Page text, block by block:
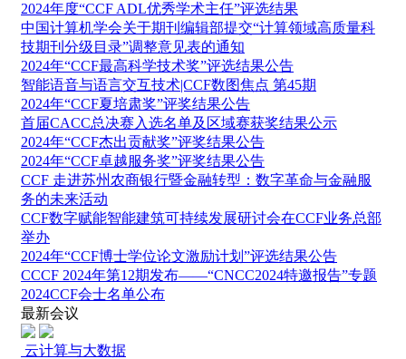
2024年度“CCF ADL优秀学术主任”评选结果
中国计算机学会关于期刊编辑部提交“计算领域高质量科
技期刊分级目录”调整意见表的通知
2024年“CCF最高科学技术奖”评选结果公告
智能语音与语言交互技术|CCF数图焦点 第45期
2024年“CCF夏培肃奖”评奖结果公告
首届CACC总决赛入选名单及区域赛获奖结果公示
2024年“CCF杰出贡献奖”评奖结果公告
2024年“CCF卓越服务奖”评奖结果公告
CCF 走进苏州农商银行暨金融转型：数字革命与金融服
务的未来活动
CCF数字赋能智能建筑可持续发展研讨会在CCF业务总部
举办
2024年“CCF博士学位论文激励计划”评选结果公告
CCCF 2024年第12期发布——“CNCC2024特邀报告”专题
2024CCF会士名单公布
最新会议
云计算与大数据